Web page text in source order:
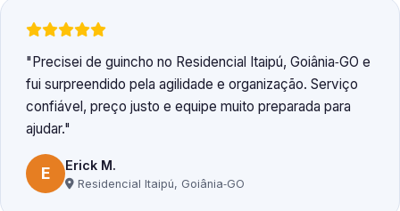
Precisei de guincho no Residencial Itaipú, Goiânia‑GO e
fui surpreendido pela agilidade e organização. Serviço
confiável, preço justo e equipe muito preparada para
ajudar.
E Erick M.
Residencial Itaipú, Goiânia‑GO